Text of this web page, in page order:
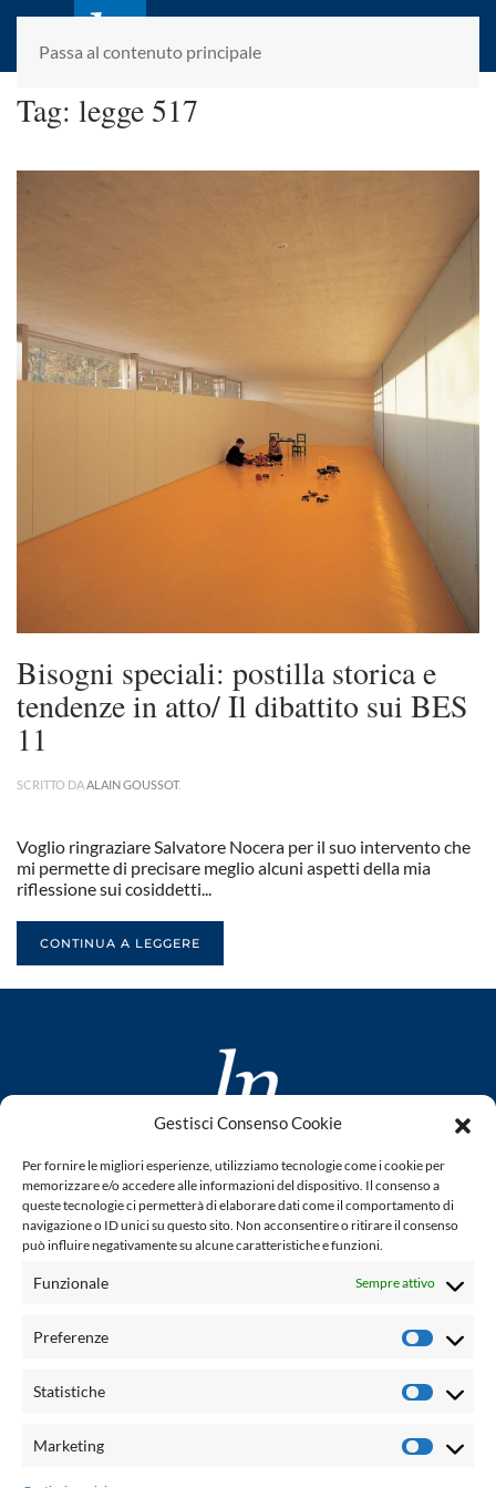
Gestisci Consenso Cookie
Per fornire le migliori esperienze, utilizziamo tecnologie come i cookie per
memorizzare e/o accedere alle informazioni del dispositivo. Il consenso a
queste tecnologie ci permetterà di elaborare dati come il comportamento di
navigazione o ID unici su questo sito. Non acconsentire o ritirare il consenso
può influire negativamente su alcune caratteristiche e funzioni.
Funzionale Sempre attivo
Preferenze
Statistiche
Marketing
Passa al contenuto principale
laletteraturaenoi.it
fondato da Romano Luperini
Tag: legge 517
Bisogni speciali: postilla storica e
tendenze in atto/ Il dibattito sui BES
11
SCRITTO DAALAIN GOUSSOT.
Voglio ringraziare Salvatore Nocera per il suo intervento che
mi permette di precisare meglio alcuni aspetti della mia
riflessione sui cosiddetti...
CONTINUA A LEGGERE
www.laletteraturaenoi.it
fondato da Romano Luperini
Questo blog non rappresenta una testata giornalistica in
quanto viene aggiornato senza alcuna periodicità. Non può
legge n° 62 del 7.03.2001. L'autore non è responsabile per
email: